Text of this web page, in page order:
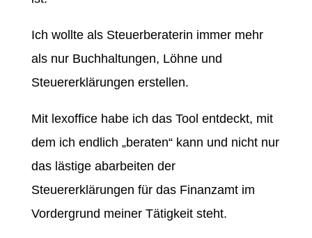
Ich wollte als Steuerberaterin immer mehr
als nur Buchhaltungen, Löhne und
Steuererklärungen erstellen.
Mit lexoffice habe ich das Tool entdeckt, mit
dem ich endlich „beraten“ kann und nicht nur
das lästige abarbeiten der
Steuererklärungen für das Finanzamt im
Vordergrund meiner Tätigkeit steht.